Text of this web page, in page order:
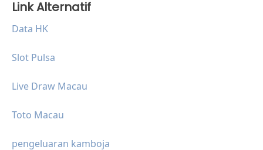
Link Alternatif
Data HK
Slot Pulsa
Live Draw Macau
Toto Macau
pengeluaran kamboja